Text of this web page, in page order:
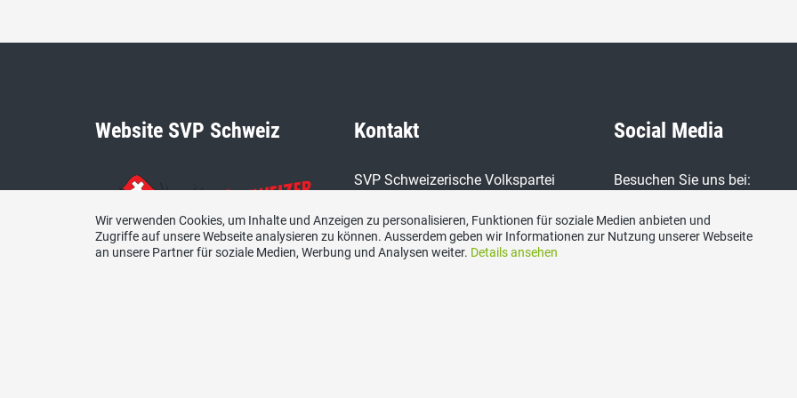
Website SVP Schweiz Kontakt
SVP Schweizerische Volkspartei
E-Mail
sekretariat@svp-zug.ch
Social Media
Besuchen Sie uns bei:
Wir verwenden Cookies, um Inhalte und Anzeigen zu personalisieren, Funktionen für soziale Medien anbieten und
Zugriffe auf unsere Webseite analysieren zu können. Ausserdem geben wir Informationen zur Nutzung unserer Webseite
an unsere Partner für soziale Medien, Werbung und Analysen weiter. Details ansehen